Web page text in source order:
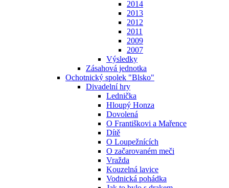
2014
2013
2012
2011
2009
2007
Výsledky
Zásahová jednotka
Ochotnický spolek "Blsko"
Divadelní hry
Lednička
Hloupý Honza
Dovolená
O Františkovi a Mařence
Dítě
O Loupežnících
O začarovaném meči
Vražda
Kouzelná lavice
Vodnická pohádka